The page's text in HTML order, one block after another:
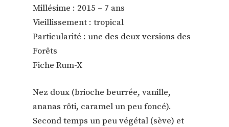
Millésime : 2015 – 7 ans
Vieillissement : tropical
Particularité : une des deux versions des
Forêts
Fiche Rum-X
Nez doux (brioche beurrée, vanille,
ananas rôti, caramel un peu foncé).
Second temps un peu végétal (sève) et